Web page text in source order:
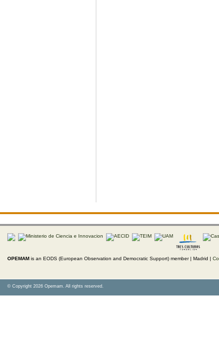
OPEMAM is an EODS (European Observation and Democratic Support) member | Madrid |
© Copyright 2026 Opemam. All rights reserved.